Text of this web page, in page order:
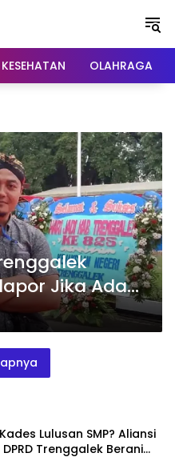
KESEHATAN OLAHRAGA
Jika Ada
Lulusan SMP? Aliansi
DPRD Trenggalek Berani
Policy!